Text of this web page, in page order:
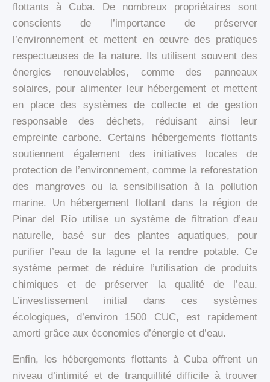
flottants à Cuba. De nombreux propriétaires sont
conscients de l’importance de préserver
l’environnement et mettent en œuvre des pratiques
respectueuses de la nature. Ils utilisent souvent des
énergies renouvelables, comme des panneaux
solaires, pour alimenter leur hébergement et mettent
en place des systèmes de collecte et de gestion
responsable des déchets, réduisant ainsi leur
empreinte carbone. Certains hébergements flottants
soutiennent également des initiatives locales de
protection de l’environnement, comme la reforestation
des mangroves ou la sensibilisation à la pollution
marine. Un hébergement flottant dans la région de
Pinar del Río utilise un système de filtration d’eau
naturelle, basé sur des plantes aquatiques, pour
purifier l’eau de la lagune et la rendre potable. Ce
système permet de réduire l’utilisation de produits
chimiques et de préserver la qualité de l’eau.
L’investissement initial dans ces systèmes
écologiques, d’environ 1500 CUC, est rapidement
amorti grâce aux économies d’énergie et d’eau.
Enfin, les hébergements flottants à Cuba offrent un
niveau d’intimité et de tranquillité difficile à trouver